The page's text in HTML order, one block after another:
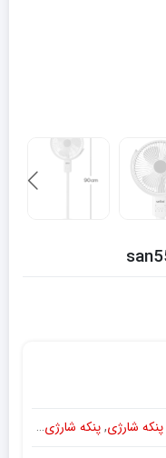
پنکه شارژی,پنکه شارژی سانفورد